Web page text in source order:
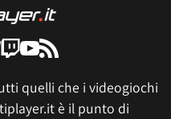
quelli che i videogiochi
è il punto di